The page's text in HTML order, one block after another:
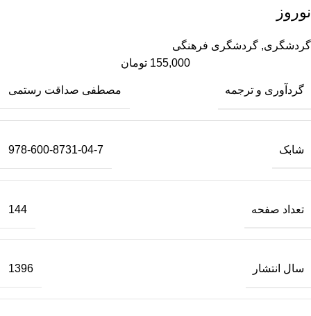
نوروز
گردشگری, گردشگری فرهنگی
155,000 تومان
گردآوری و ترجمه مصطفی صداقت رستمی
شابک 978-600-8731-04-7
تعداد صفحه 144
سال انتشار 1396